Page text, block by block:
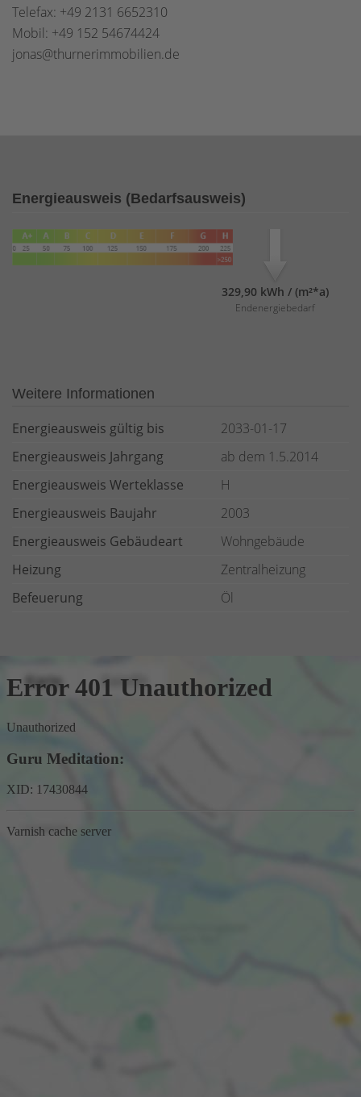
Telefax: +49 2131 6652310
Mobil: +49 152 54674424
jonas@thurnerimmobilien.de
Energieausweis (Bedarfsausweis)
329,90 kWh / (m²*a)
Endenergiebedarf
Weitere Informationen
Energieausweis gültig bis
2033-01-17
Energieausweis Jahrgang
ab dem 1.5.2014
Energieausweis Werteklasse
H
Energieausweis Baujahr
2003
Energieausweis Gebäudeart
Wohngebäude
Heizung
Zentralheizung
Befeuerung
Öl